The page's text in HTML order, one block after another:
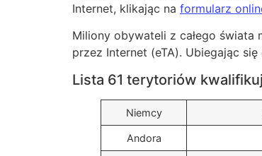
Internet, klikając na formularz
Miliony obywateli z całego
przez Internet (eTA). Ubiegając
Lista 61 terytoriów
Niemcy
Andora